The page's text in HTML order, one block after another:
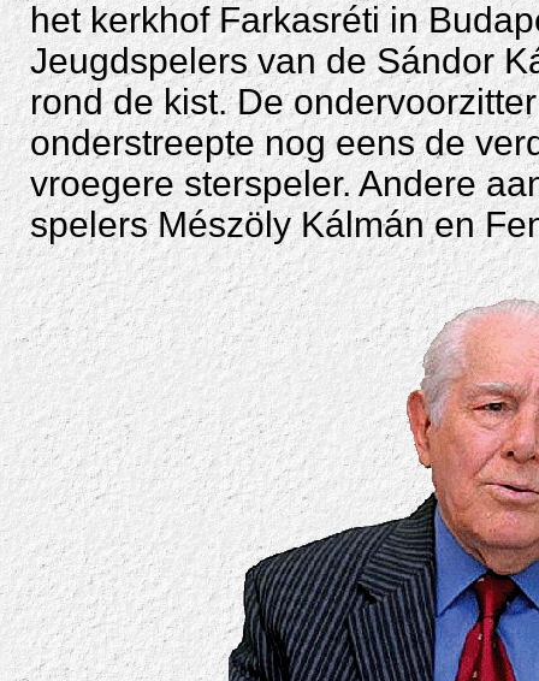
het kerkhof Farkasréti in
Jeugdspelers van de Sándor
rond de kist. De
onderstreepte nog eens de
vroegere sterspeler. Andere
spelers Mészöly Kálmán en